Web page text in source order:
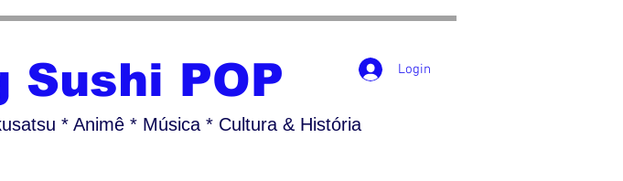
Sushi POP
* Animê * Música * Cultura & História
Login